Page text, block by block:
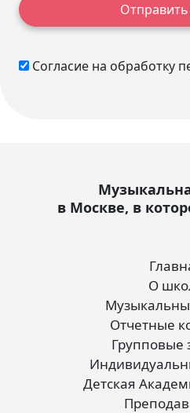
Согласие на обработку
в Москве, в
О
Отчетные
Групповые
Детская